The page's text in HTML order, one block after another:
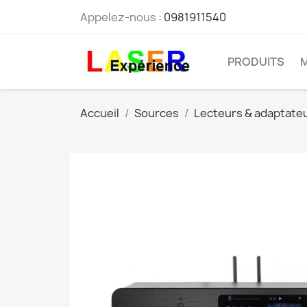
Appelez-nous : 0981911540
PRODUITS
Accueil Sources Lecteurs &